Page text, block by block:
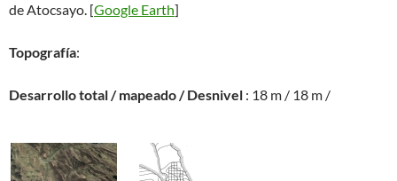
de Atocsayo. [Google Earth]
Topografía:
Desarrollo total / mapeado / Desnivel : 18 m / 18 m /